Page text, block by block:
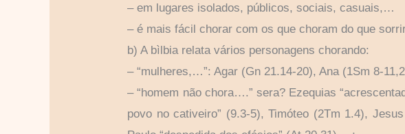
– em lugares isolados, públicos, sociais, casuais,…
– é mais fácil chorar com os que choram do que
b) A bìlbia relata vários personagens chorando:
– “mulheres,…”: Agar (Gn 21.14-20), Ana (1Sm 8-
– “homem não chora….” sera? Ezequias
povo no cativeiro” (9.3-5), Timóteo (2Tm 1.4),